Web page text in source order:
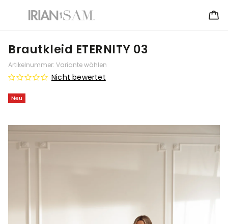
Brautkleid ETERNITY 03
Artikelnummer: Variante wählen
Neu
Nicht bewertet